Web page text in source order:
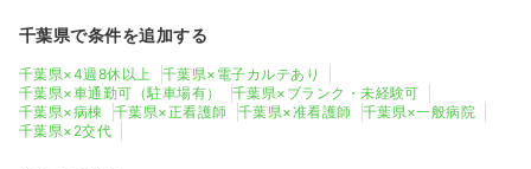
千葉県で条件を追加する
千葉県×4週8休以上
千葉県×電子カルテあり
千葉県×車通勤可（駐車場有）
千葉県×ブランク・未経験可
千葉県×病棟
千葉県×正看護師 千葉県×准看護師
千葉県×一般病院
千葉県×2交代